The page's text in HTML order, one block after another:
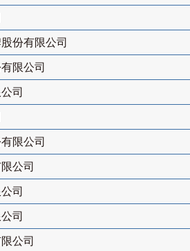
份有限公司
限公司
司
限公司
公司
司
司
公司